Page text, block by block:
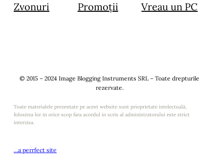
Zvonuri
Promoții
Vreau un PC
© 2015 – 2024 Image Blogging Instruments SRL – Toate drepturile
rezervate.
Toate materialele prezentate pe acest website sunt prioprietate intelectuală,
folosirea lor in orice scop fara acordul in scris al administratorului este strict
interzisa.
…a perrfect site